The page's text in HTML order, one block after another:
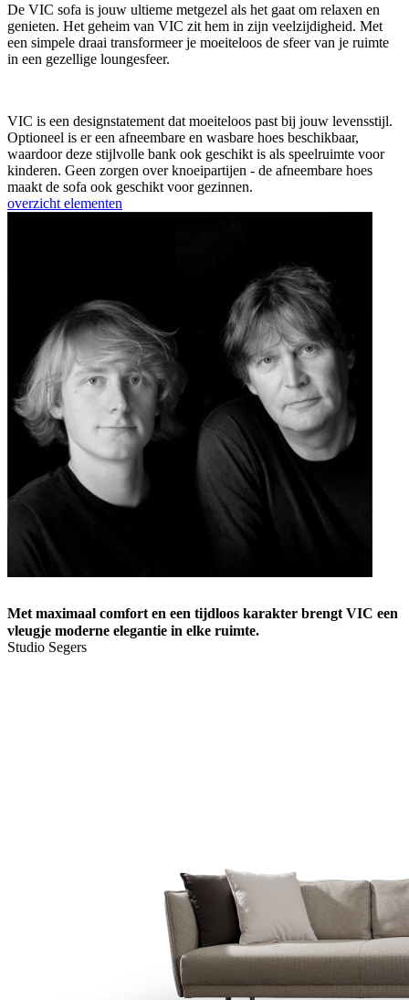
De VIC sofa is jouw ultieme metgezel als het gaat om relaxen en
genieten. Het geheim van VIC zit hem in zijn veelzijdigheid. Met
een simpele draai transformeer je moeiteloos de sfeer van je ruimte
in een gezellige loungesfeer.
VIC is een designstatement dat moeiteloos past bij jouw levensstijl.
Optioneel is er een afneembare en wasbare hoes beschikbaar,
waardoor deze stijlvolle bank ook geschikt is als speelruimte voor
kinderen. Geen zorgen over knoeipartijen - de afneembare hoes
maakt de sofa ook geschikt voor gezinnen.
overzicht elementen
Met maximaal comfort en een tijdloos karakter brengt VIC een
vleugje moderne elegantie in elke ruimte.
Studio Segers